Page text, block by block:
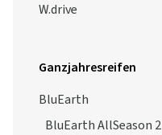
W.drive
Ganzjahresreifen
BluEarth
BluEarth AllSeason 2